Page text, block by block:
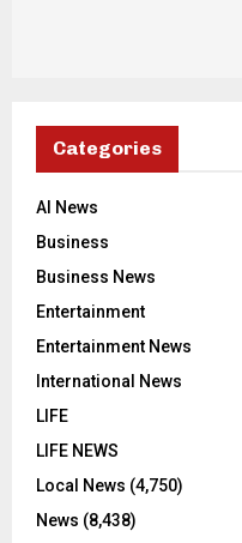
Categories
AI News
Business
Business News
Entertainment
Entertainment News
International News
LIFE
LIFE NEWS
Local News (4,750)
News (8,438)